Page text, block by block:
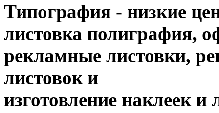
Типография - низкие
листовка полиграфия,
рекламные листовки,
листовок и
изготовление наклеек